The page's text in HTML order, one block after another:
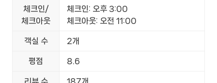
체크인/
체크아웃
체크인: 오후 3:00
체크아웃: 오전 11:00
객실 수 2개
평점 8.6
리뷰 수 187개